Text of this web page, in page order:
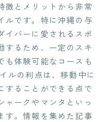
徴とメリットから非常
ルです。特に沖縄の与
イバーに愛されるスポ
するため、一定のスキ
も体験可能なコースも
ルの利点は、移動中に
することができる点で
ャークやマンタといっ
す。情報を集めた記事